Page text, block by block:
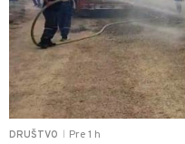
DRUŠTVO Pre 1 h